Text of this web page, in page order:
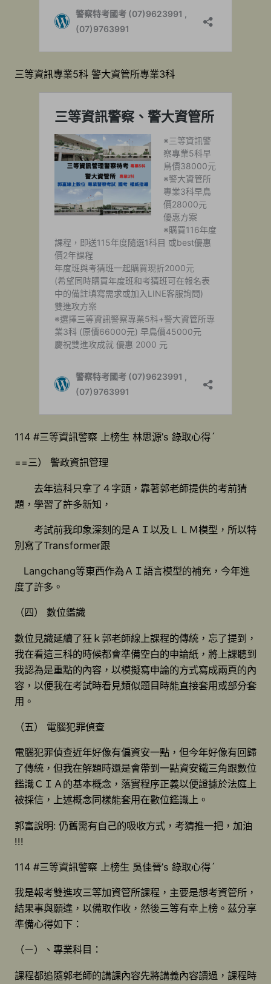
三等資訊專業5科 警大資管所專業3科
114 #三等資訊警察 上榜生 林思源’s 錄取心得ˊ
==三） 警政資訊管理
去年這科只拿了４字頭，靠著郭老師提供的考前猜
題，學習了許多新知，
考試前我印象深刻的是ＡＩ以及ＬＬＭ模型，所以特
別寫了Transformer跟
Langchang等東西作為ＡＩ語言模型的補充，今年進
度了許多。
（四） 數位鑑識
數位見識延續了狂ｋ郭老師線上課程的傳統，忘了提到，
我在看這三科的時候都會準備空白的申論紙，將上課聽到
我認為是重點的內容，以模擬寫申論的方式寫成兩頁的內
容，以便我在考試時看見類似題目時能直接套用或部分套
用。
（五） 電腦犯罪偵查
電腦犯罪偵查近年好像有偏資安一點，但今年好像有回歸
了傳統，但我在解題時還是會帶到一點資安鐵三角跟數位
鑑識ＣＩＡ的基本概念，落實程序正義以便證據於法庭上
被採信，上述概念同樣能套用在數位鑑識上。
郭富說明: 仍舊需有自己的吸收方式，考猜推一把，加油
!!!
114 #三等資訊警察 上榜生 吳佳晉’s 錄取心得ˊ
我是報考雙進攻三等加資管所課程，主要是想考資管所，
結果事與願違，以備取作收，然後三等有幸上榜。茲分享
準備心得如下：
（ㄧ）、專業科目：
課程都追隨郭老師的講課內容先將講義內容讀過，課程時